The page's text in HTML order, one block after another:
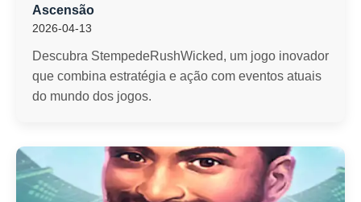
Ascensão
2026-04-13
Descubra StempedeRushWicked, um jogo inovador
que combina estratégia e ação com eventos atuais
do mundo dos jogos.